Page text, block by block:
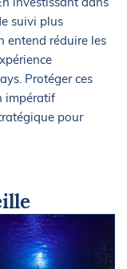
suivi plus
entend réduire les
Protéger ces
impératif
pour